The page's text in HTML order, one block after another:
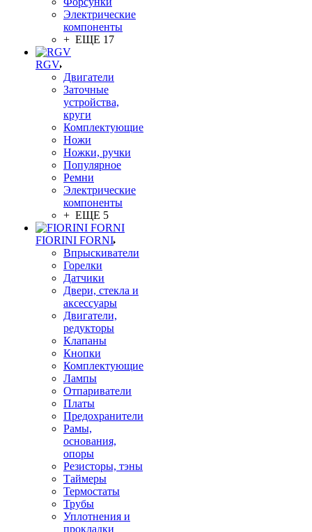
Электрические
компоненты
+ ЕЩЕ 17
RGV
Двигатели
Заточные
устройства,
круги
Комплектующие
Ножи
Ножки, ручки
Популярное
Ремни
Электрические
компоненты
+ ЕЩЕ 5
FIORINI FORNI
Впрыскиватели
Горелки
Датчики
Двери, стекла и
аксессуары
Двигатели,
редукторы
Клапаны
Кнопки
Комплектующие
Лампы
Отпариватели
Платы
Предохранители
Рамы,
основания,
опоры
Резисторы, тэны
Таймеры
Термостаты
Трубы
Уплотнения и
прокладки